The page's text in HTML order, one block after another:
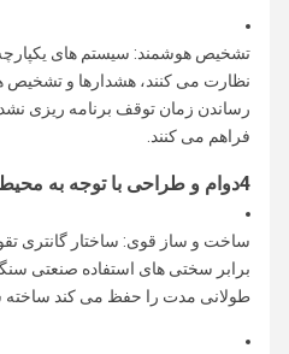
تشخیص هوشمند: سیستم های
نظارت می کنند، هشدارها و تشخیص
رساندن زمان توقف برنامه ریزی
فراهم می کنند.
4دوام و طراحی با توجه به محیط زیست
ساخت و ساز قوی: ساختار گانتری
برابر سختی های استفاده صنعتی
طولانی مدت را حفظ می کند